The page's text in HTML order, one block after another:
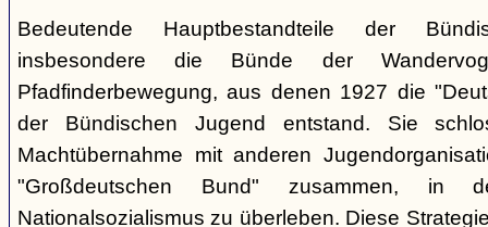
Bedeutende Hauptbestandteile der
insbesondere die Bünde der
Pfadfinderbewegung, aus denen 1927 die
der Bündischen Jugend entstand. Sie
Machtübernahme mit anderen
"Großdeutschen Bund" zusammen,
Nationalsozialismus zu überleben. Diese